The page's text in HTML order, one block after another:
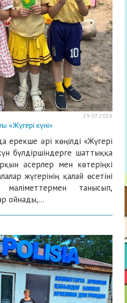
29.07.2026
«Жүгері күні»
ерекше әрі көңілді «Жүгері
бүлдіршіндерге шаттыққа
әсерлер мен көтеріңкі
жүгерінің қалай өсетіні
танысып,
ойнады,...